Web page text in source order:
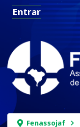
Entrar
Fenassojaf